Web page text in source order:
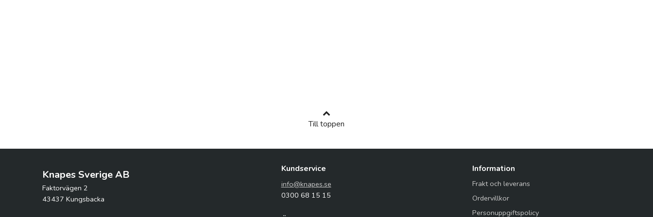
Till toppen
Knapes Sverige AB
Faktorvägen 2
43437 Kungsbacka
Kundservice
info@knapes.se
0300 68 15 15
Information
Frakt och leverans
Ordervillkor
Personuppgiftspolicy